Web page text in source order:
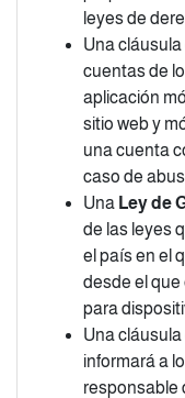
leyes de
Una cláusula
cuentas de
aplicación
sitio web y
una cuenta
caso de
Una Ley de
de las leyes
el país en el
desde el que
para
Una cláusula
informará a
responsable